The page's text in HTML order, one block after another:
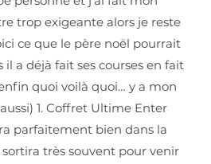
trop exigeante alors je reste
ce que le père noël pourrait
il a déjà fait ses courses en fait
quoi voilà quoi… y a mon
1. Coffret Ultime Enter
parfaitement bien dans la
très souvent pour venir